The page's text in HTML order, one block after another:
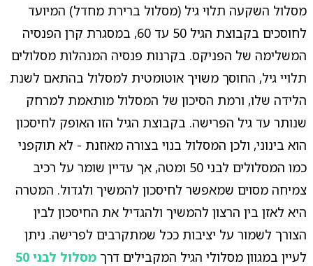
מסלול השקעה תלוי גיל (מסלול ברירת מחדל) המיועד
לחוסכים בקבוצת הגיל 50 עד 60, במסגרת קרן הפנסיה
המשלימה של הפניקס. בקרנות פנסיה המנהלות מסלולים
תלויי גיל, החוסך משויך אוטומטית למסלול בהתאם לשנת
הלידה שלו, ורמת הסיכון של המסלול מותאמת למרחק
שנותר עד גיל הפרישה. בקבוצת הגיל הזו האופק לחיסכון
הוא בינוני, ולכן המסלול בנוי בצורה מאוזנת - לא תוקפני
כמו המסלולים לבני 50 ומטה, אך עדיין שומר על רכיב
צמיחה מסוים שמאפשר לחיסכון להמשיך ולגדול. המטרה
היא לאזן בין הרצון להמשיך ולהגדיל את החיסכון לבין
הצורך לשמור על יציבות ככל שמתקרבים לפרישה. ניתן
לעיין במגוון מסלולי הגיל המקבילים דרך
מסלול לבני 50